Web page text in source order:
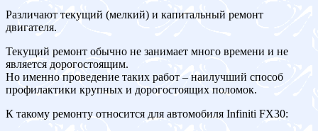
Различают текущий (мелкий) и капитальный ремонт
двигателя.
Текущий ремонт обычно не занимает много времени и не
является дорогостоящим.
Но именно проведение таких работ – наилучший способ
профилактики крупных и дорогостоящих поломок.
К такому ремонту относится для автомобиля Infiniti FX30: